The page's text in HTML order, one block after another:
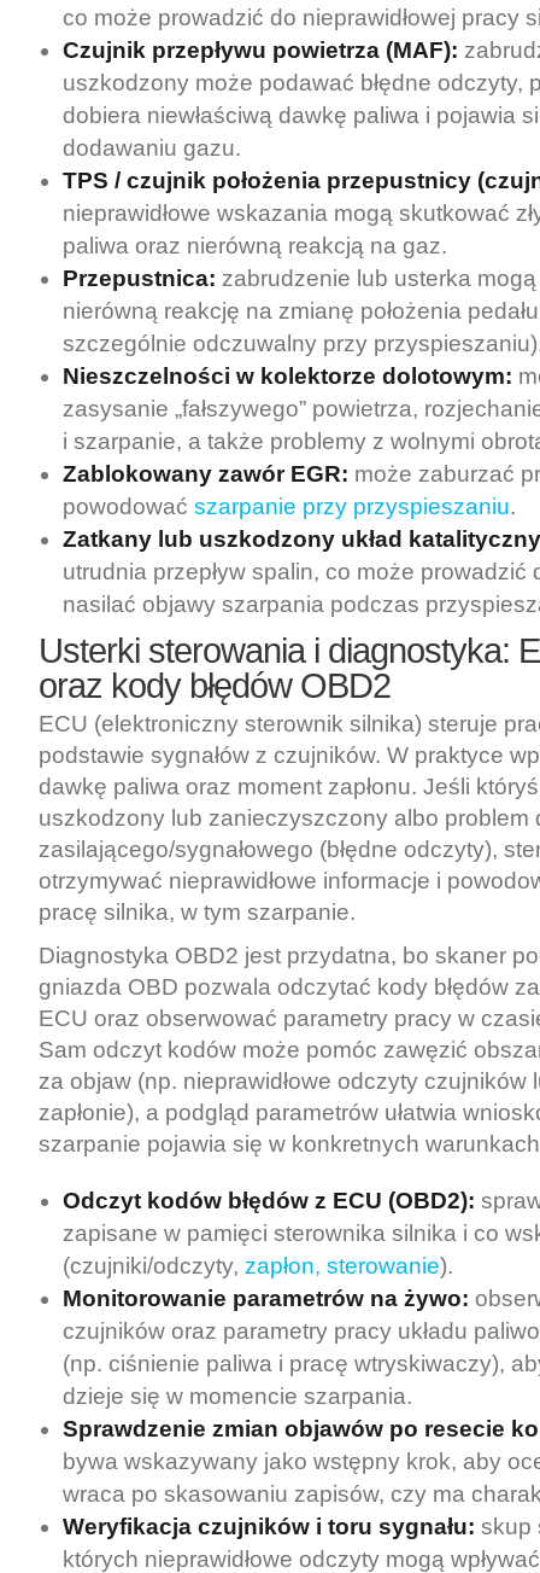
co może prowadzić do nieprawidłowej pracy
Czujnik przepływu powietrza (MAF):
uszkodzony może podawać błędne odczyty,
dobiera niewłaściwą dawkę paliwa i pojawia
dodawaniu gazu.
TPS / czujnik położenia przepustnicy
nieprawidłowe wskazania mogą skutkować
paliwa oraz nierówną reakcją na gaz.
Przepustnica: zabrudzenie lub usterka
nierówną reakcję na zmianę położenia
szczególnie odczuwalny przy
Nieszczelności w kolektorze dolotowym:
zasysanie „fałszywego” powietrza,
i szarpanie, a także problemy z wolnymi
Zablokowany zawór EGR: może zaburzać
powodować szarpanie przy przyspieszaniu.
Zatkany lub uszkodzony układ
utrudnia przepływ spalin, co może prowadzić
nasilać objawy szarpania podczas
Usterki sterowania i diagnostyka:
oraz kody błędów OBD2
ECU (elektroniczny sterownik silnika) steruje
podstawie sygnałów z czujników. W praktyce
dawkę paliwa oraz moment zapłonu. Jeśli
uszkodzony lub zanieczyszczony albo problem
zasilającego/sygnałowego (błędne odczyty),
otrzymywać nieprawidłowe informacje i
pracę silnika, w tym szarpanie.
Diagnostyka OBD2 jest przydatna, bo skaner
gniazda OBD pozwala odczytać kody błędów
ECU oraz obserwować parametry pracy w
Sam odczyt kodów może pomóc zawęzić
za objaw (np. nieprawidłowe odczyty czujników
zapłonie), a podgląd parametrów ułatwia
szarpanie pojawia się w konkretnych
Odczyt kodów błędów z ECU (OBD2):
zapisane w pamięci sterownika silnika i co
(czujniki/odczyty, zapłon, sterowanie).
Monitorowanie parametrów na żywo:
czujników oraz parametry pracy układu
(np. ciśnienie paliwa i pracę wtryskiwaczy),
dzieje się w momencie szarpania.
Sprawdzenie zmian objawów po resecie
bywa wskazywany jako wstępny krok, aby
wraca po skasowaniu zapisów, czy ma
Weryfikacja czujników i toru sygnału: skup
których nieprawidłowe odczyty mogą